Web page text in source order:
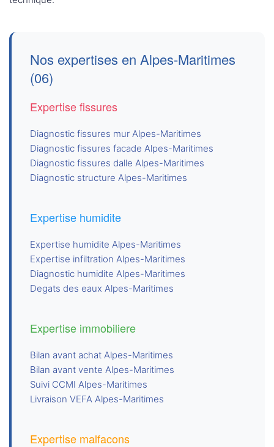
Nos expertises en Alpes-Maritimes
(06)
Expertise fissures
Diagnostic fissures mur Alpes-Maritimes
Diagnostic fissures facade Alpes-Maritimes
Diagnostic fissures dalle Alpes-Maritimes
Diagnostic structure Alpes-Maritimes
Expertise humidite
Expertise humidite Alpes-Maritimes
Expertise infiltration Alpes-Maritimes
Diagnostic humidite Alpes-Maritimes
Degats des eaux Alpes-Maritimes
Expertise immobiliere
Bilan avant achat Alpes-Maritimes
Bilan avant vente Alpes-Maritimes
Suivi CCMI Alpes-Maritimes
Livraison VEFA Alpes-Maritimes
Expertise malfacons